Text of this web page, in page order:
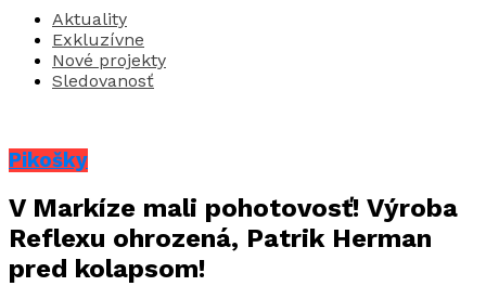
Aktuality
Exkluzívne
Nové projekty
Sledovanosť
Pikošky
V Markíze mali pohotovosť! Výroba
Reflexu ohrozená, Patrik Herman
pred kolapsom!